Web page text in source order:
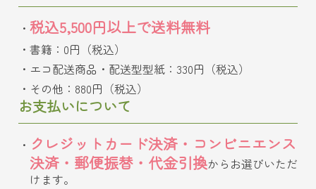
税込5,500円以上で送料無料
書籍：0円（税込）
エコ配送商品・配送型型紙：330円（税込）
その他：880円（税込）
お支払いについて
クレジットカード決済・コンビニエンス
決済・郵便振替・代金引換からお選びいただ
けます。